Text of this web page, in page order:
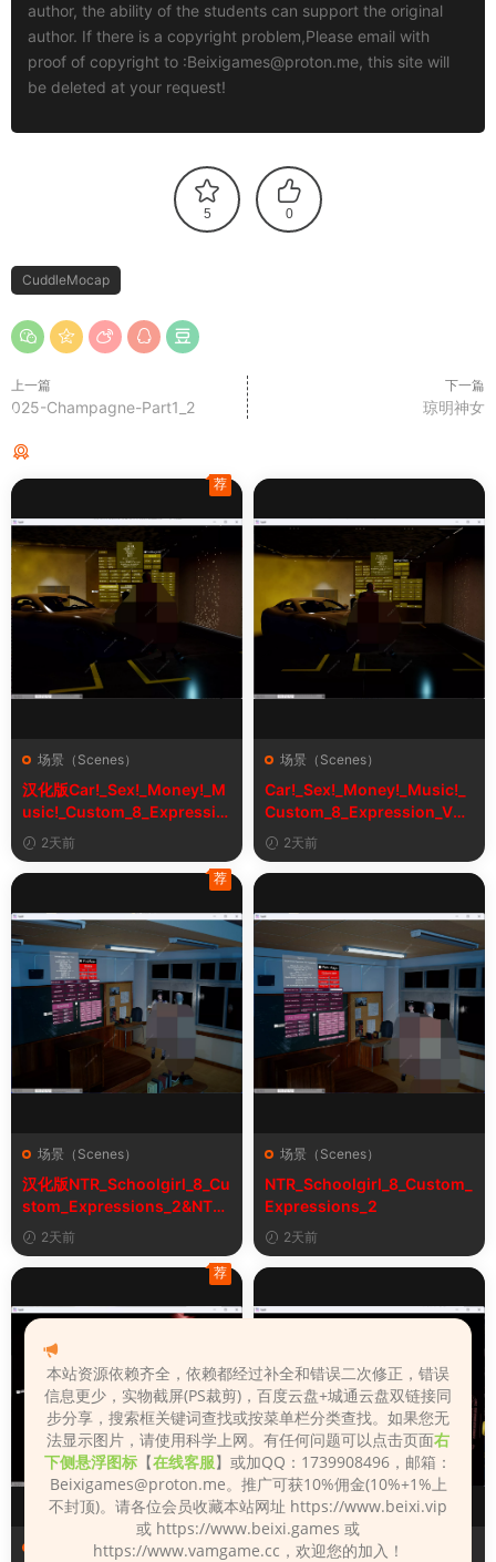
author, the ability of the students can support the original
author. If there is a copyright problem,Please email with
proof of copyright to :Beixigames@proton.me, this site will
be deleted at your request!
5 0
CuddleMocap
上一篇
025-Champagne-Part1_2
下一篇
琼明神女
场景（Scenes）
汉化版Car!_Sex!_Money!_M
usic!_Custom_8_Expressio
n_V2_1&车！性！钱！音乐！
自定义表情
2天前
荐
场景（Scenes）
Car!_Sex!_Money!_Music!_
Custom_8_Expression_V2_
1
2天前
场景（Scenes）
汉化版NTR_Schoolgirl_8_Cu
stom_Expressions_2&NTR
女学生8自定义表情
2天前
荐
场景（Scenes）
NTR_Schoolgirl_8_Custom_
Expressions_2
2天前
场景（Scenes）
荐
场景（Scenes）
本站资源依赖齐全，依赖都经过补全和错误二次修正，错误
信息更少，实物截屏(PS裁剪)，百度云盘+城通云盘双链接同
步分享，搜索框关键词查找或按菜单栏分类查找。如果您无
法显示图片，请使用科学上网。有任何问题可以点击页面右
下侧悬浮图标 【在线客服】或加QQ：1739908496，邮箱：
Beixigames@proton.me。推广可获10%佣金(10%+1%上
不封顶)。请各位会员收藏本站网址 https://www.beixi.vip
或 https://www.beixi.games 或
https://www.vamgame.cc，欢迎您的加入！